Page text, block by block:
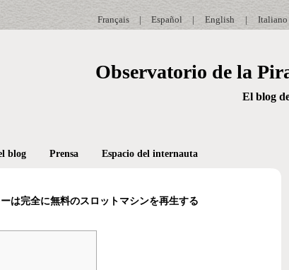
Italiano
|
English
|
Español
|
Français
Observatorio de la
El blog
blog Prensa Espacio del internauta
は完全に無料のスロットマシンを再生する